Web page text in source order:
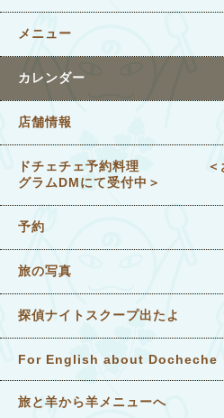
メニュー
カレンダー
店舗情報
ドチェチェ予約料理 ＜お
グラムDMにて受付中＞
予約
旅の写真
探偵ナイトスクープ出たよ
For English about Docheche
旅と羊から羊メニューへ